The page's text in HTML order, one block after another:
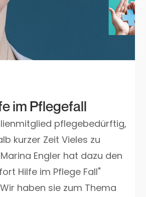
im Pflegefall
pflegebedürftig,
kurzer Zeit Vieles zu
Engler hat dazu den
Hilfe im Pflege Fall"
haben sie zum Thema